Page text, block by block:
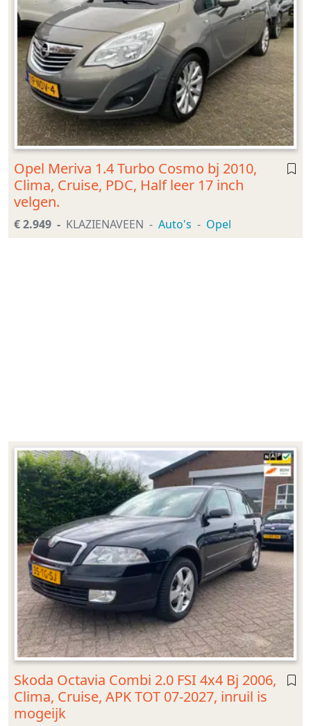
Opel Meriva 1.4 Turbo Cosmo bj 2010,
Clima, Cruise, PDC, Half leer 17 inch
velgen.
€ 2.949 KLAZIENAVEEN Auto's Opel
Skoda Octavia Combi 2.0 FSI 4x4 Bj 2006,
Clima, Cruise, APK TOT 07-2027, inruil is
mogeijk